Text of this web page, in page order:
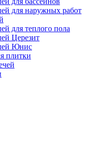
для наружных работ
для теплого пола
Церезит
Юнис
плитки